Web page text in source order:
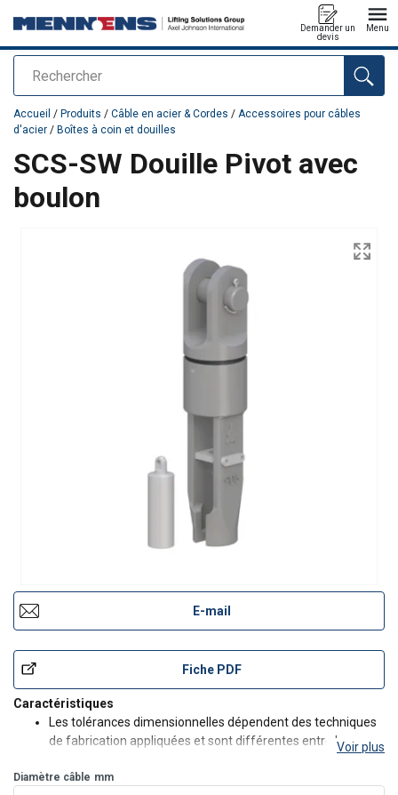
Rechercher
Demander un
devis
Menu
Ajouté au panier
Accueil / Produits / Câble en acier & Cordes / Accessoires pour câbles
d'acier / Boîtes à coin et douilles
SCS-SW Douille Pivot avec
boulon
E-mail
Fiche PDF
Caractéristiques
Les tolérances dimensionnelles dépendent des techniques
de fabrication appliquées et sont différentes entre les
(corps de douilles et cales) .
Voir plus
Diamètre câble mm